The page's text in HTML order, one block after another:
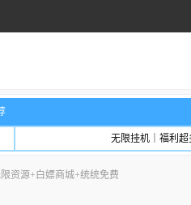
无限挂机｜福利
资源+白嫖商城+统统免费